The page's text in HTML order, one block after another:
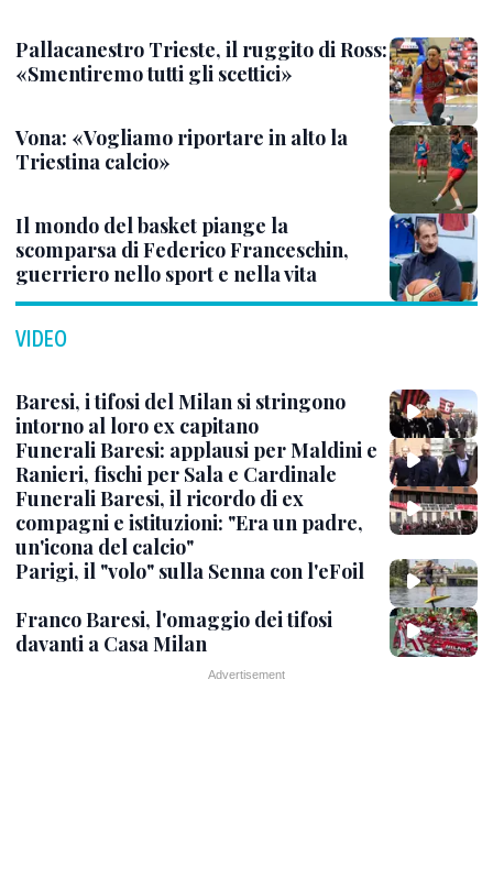
Pallacanestro Trieste, il ruggito di Ross:
«Smentiremo tutti gli scettici»
Vona: «Vogliamo riportare in alto la
Triestina calcio»
Il mondo del basket piange la
scomparsa di Federico Franceschin,
guerriero nello sport e nella vita
VIDEO
Baresi, i tifosi del Milan si stringono
intorno al loro ex capitano
Funerali Baresi: applausi per Maldini e
Ranieri, fischi per Sala e Cardinale
Funerali Baresi, il ricordo di ex
compagni e istituzioni: "Era un padre,
un'icona del calcio"
Parigi, il "volo" sulla Senna con l'eFoil
Franco Baresi, l'omaggio dei tifosi
davanti a Casa Milan